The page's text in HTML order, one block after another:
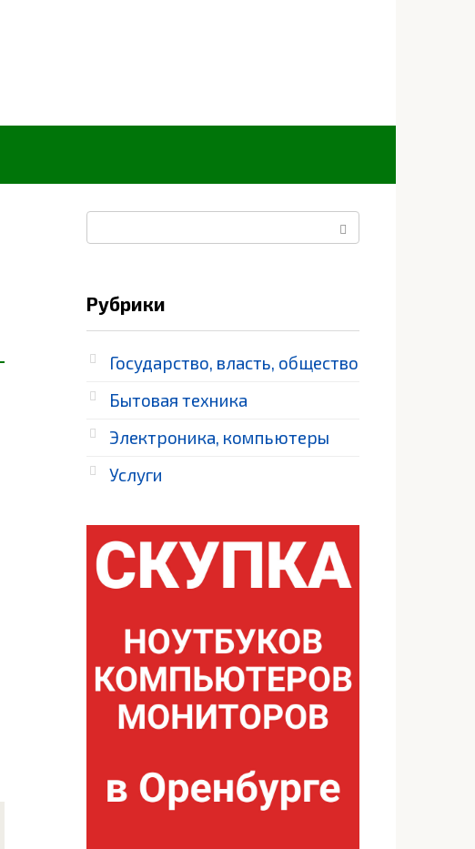
Рубрики
Государство, власть, общество
Бытовая техника
Электроника, компьютеры
Услуги